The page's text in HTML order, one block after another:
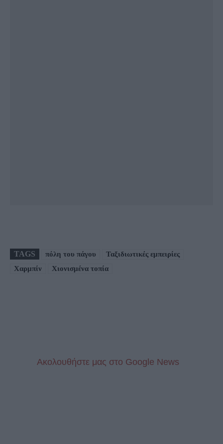
TAGS πόλη του πάγου
Ταξιδιωτικές εμπειρίες
Χαρμπίν
Χιονισμένα τοπία
Aκολουθήστε μας στo Google News